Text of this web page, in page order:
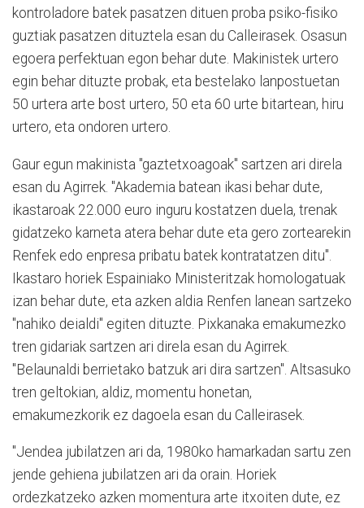
kontroladore batek pasatzen dituen proba psiko-fisiko
guztiak pasatzen dituztela esan du Calleirasek. Osasun
egoera perfektuan egon behar dute. Makinistek urtero
egin behar dituzte probak, eta bestelako lanpostuetan
50 urtera arte bost urtero, 50 eta 60 urte bitartean, hiru
urtero, eta ondoren urtero.
Gaur egun makinista "gaztetxoagoak" sartzen ari direla
esan du Agirrek. "Akademia batean ikasi behar dute,
ikastaroak 22.000 euro inguru kostatzen duela, trenak
gidatzeko karneta atera behar dute eta gero zortearekin
Renfek edo enpresa pribatu batek kontratatzen ditu".
Ikastaro horiek Espainiako Ministeritzak homologatuak
izan behar dute, eta azken aldia Renfen lanean sartzeko
"nahiko deialdi" egiten dituzte. Pixkanaka emakumezko
tren gidariak sartzen ari direla esan du Agirrek.
"Belaunaldi berrietako batzuk ari dira sartzen". Altsasuko
tren geltokian, aldiz, momentu honetan,
emakumezkorik ez dagoela esan du Calleirasek.
"Jendea jubilatzen ari da, 1980ko hamarkadan sartu zen
jende gehiena jubilatzen ari da orain. Horiek
ordezkatzeko azken momentura arte itxoiten dute, ez